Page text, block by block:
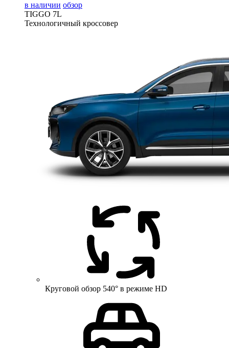
в наличии обзор
TIGGO 7L
Технологичный кроссовер
Круговой обзор 540° в режиме HD